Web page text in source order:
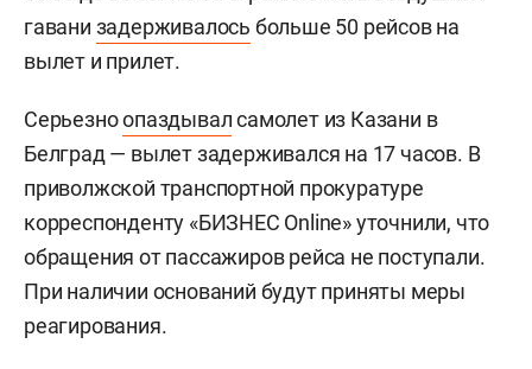
гавани задерживалось больше 50 рейсов на
вылет и прилет.
Серьезноопаздывалсамолет из Казани в
Белград — вылет задерживался на 17 часов. В
приволжской транспортной прокуратуре
корреспонденту «БИЗНЕС Online» уточнили, что
обращения от пассажиров рейса не поступали.
При наличии оснований будут приняты меры
реагирования.